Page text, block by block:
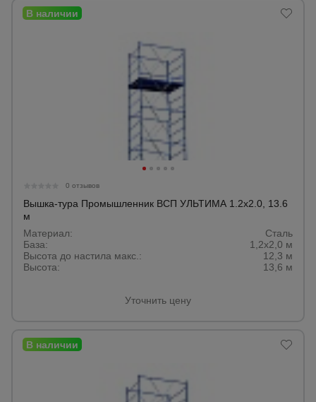
0 отзывов
Вышка-тура Промышленник ВСП УЛЬТИМА 1.2х2.0, 13.6
м
Материал:
Сталь
База:
1,2х2,0 м
Высота до настила макс.:
12,3 м
Высота:
13,6 м
Уточнить цену